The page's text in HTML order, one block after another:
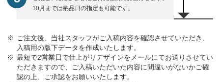
10月までは納品日の指定も可能です。
ご注文後、当社スタッフがご入稿内容を確認させていただき、
入稿用の版下データを作成いたします。
最短で2営業日で仕上がりデザインをメールにてお送りさせてい
ただきますので、ご入稿いただいた内容に間違いがないかご確
認の上、ご承認をお願いいたします。